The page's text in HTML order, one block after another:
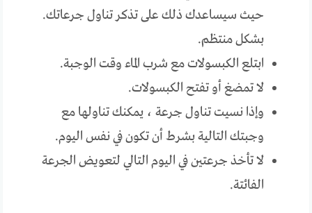
حيث سيساعدك ذلك على تذكر تناول جرعاتك.
بشكل منتظم.
ابتلع الكبسولات مع شرب الماء وقت الوجبة.
لا تمضغ أو تفتح الكبسولات.
وإذا نسيت تناول جرعة ، يمكنك تناولها مع
وجبتك التالية بشرط أن تكون في نفس اليوم.
لا تأخذ جرعتين في اليوم التالي لتعويض الجرعة
الفائتة.